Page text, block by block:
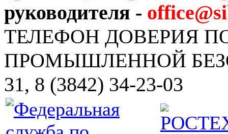
руководителя -
ТЕЛЕФОН ДОВЕРИЯ
ПРОМЫШЛЕННОЙ
31, 8 (3842) 34-23-03